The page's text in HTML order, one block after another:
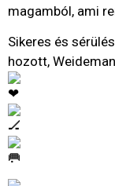
magamból, ami
Sikeres és
hozott,